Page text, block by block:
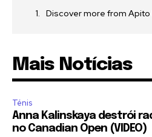
Discover more from Apito
Mais Notícias
Ténis
Anna Kalinskaya destrói
no Canadian Open (VIDEO)